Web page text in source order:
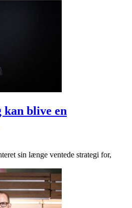
blive en
sin længe ventede strategi for,